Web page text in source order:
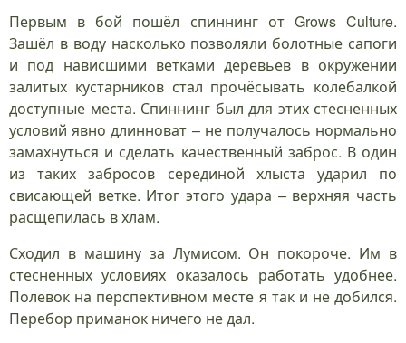
Первым в бой пошёл спиннинг от Grows Culture.
Зашёл в воду насколько позволяли болотные сапоги
и под нависшими ветками деревьев в окружении
залитых кустарников стал прочёсывать колебалкой
доступные места. Спиннинг был для этих стесненных
условий явно длинноват – не получалось нормально
замахнуться и сделать качественный заброс. В один
из таких забросов серединой хлыста ударил по
свисающей ветке. Итог этого удара – верхняя часть
расщепилась в хлам.
Сходил в машину за Лумисом. Он покороче. Им в
стесненных условиях оказалось работать удобнее.
Полевок на перспективном месте я так и не добился.
Перебор приманок ничего не дал.